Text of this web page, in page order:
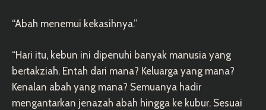
“Abah menemui kekasihnya.”
“Hari itu, kebun ini dipenuhi banyak manusia yang
bertakziah. Entah dari mana? Keluarga yang mana?
Kenalan abah yang mana? Semuanya hadir
mengantarkan jenazah abah hingga ke kubur. Sesuai